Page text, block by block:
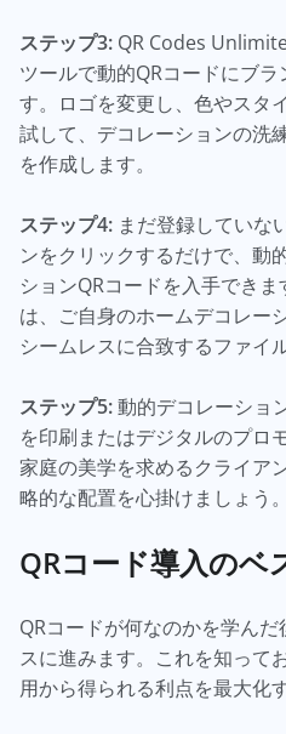
ステップ3: QR Codes
ツールで動的QRコードにブ
す。ロゴを変更し、色やスタ
試して、デコレーションの洗
を作成します。
ステップ4: まだ登録していな
ンをクリックするだけで、動
ションQRコードを入手でき
は、ご自身のホームデコレー
シームレスに合致するファイ
ステップ5:動的デコレーショ
を印刷またはデジタルのプロ
家庭の美学を求めるクライア
略的な配置を心掛けましょう。
QRコード導入のベ
QRコードが何なのかを学ん
スに進みます。これを知って
用から得られる利点を最大化